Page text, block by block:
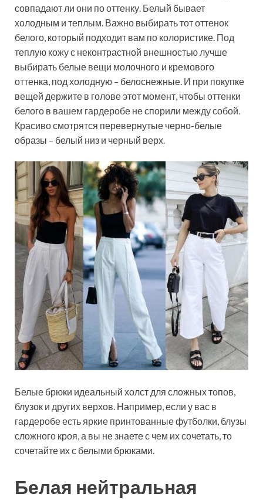
совпадают ли они по оттенку. Белый бывает
холодным и теплым. Важно выбирать тот оттенок
белого, который подходит вам по колористике. Под
теплую кожу с неконтрастной внешностью лучше
выбирать белые вещи молочного и кремового
оттенка, под холодную – белоснежные. И при покупке
вещей держите в голове этот момент, чтобы оттенки
белого в вашем гардеробе не спорили между собой.
Красиво смотрятся перевернутые черно-белые
образы – белый низ и черный верх.
Белые брюки идеальный холст для сложных топов,
блузок и других верхов. Например, если у вас в
гардеробе есть яркие принтованные футболки, блузы
сложного кроя, а вы не знаете с чем их сочетать, то
сочетайте их с белыми брюками.
Белая нейтральная